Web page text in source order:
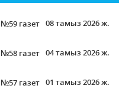
№59 газет 08 тамыз 2026 ж.
№58 газет 04 тамыз 2026 ж.
№57 газет 01 тамыз 2026 ж.